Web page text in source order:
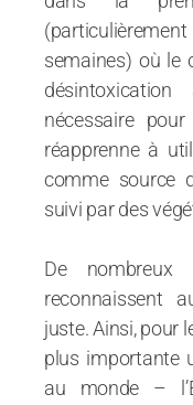
semaines) où le
nécessaire
réapprenne à
comme source
suivi par des
De nombreux
reconnaissent
juste. Ainsi, pour
plus importante
au monde –